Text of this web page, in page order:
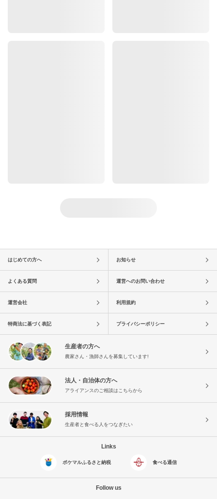
はじめての方へ お知らせ
よくある質問 運営へのお問い合わせ
運営会社 利用規約
特商法に基づく表記 プライバシーポリシー
生産者の方へ
農家さん・漁師さんを募集しています!
法人・自治体の方へ
アライアンスのご相談はこちらから
採用情報
生産者と食べる人をつなぎたい
Links
ポケマルふるさと納税 食べる通信
Follow us